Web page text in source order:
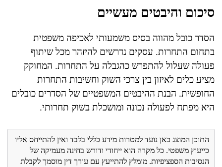
סיכום והיבטים מעשיים
הסדר כובל מהווה בסיס משמעותי לאכיפה משפטית
בתחום התחרות. עסקים נדרשים להיזהר מכל שיתוף
פעולה שעלול להתפרש כהגבלה על התחרות. המחוקק
מציע כלים לאיזון בין צרכי השוק וחשיבות התחרות
החופשית. הבנת ההיבטים המשפטיים של הסדרים כובלים
היא מפתח לפעולה נכונה ומושכלת בשוק תחרותי.
התוכן המוצג כאן נועד למטרות מידע כללי בלבד ואין להתייחס אליו
כייעוץ משפטי. כל מקרה הוא ייחודי ודורש בחינה מעמיקה של
הנסיבות הספציפיות. מומלץ להתייעץ עם עורך דין מוסמך לקבלת